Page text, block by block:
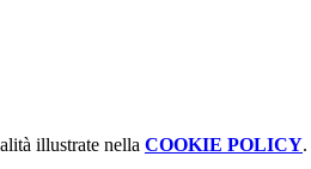
illustrate nella COOKIE POLICY.